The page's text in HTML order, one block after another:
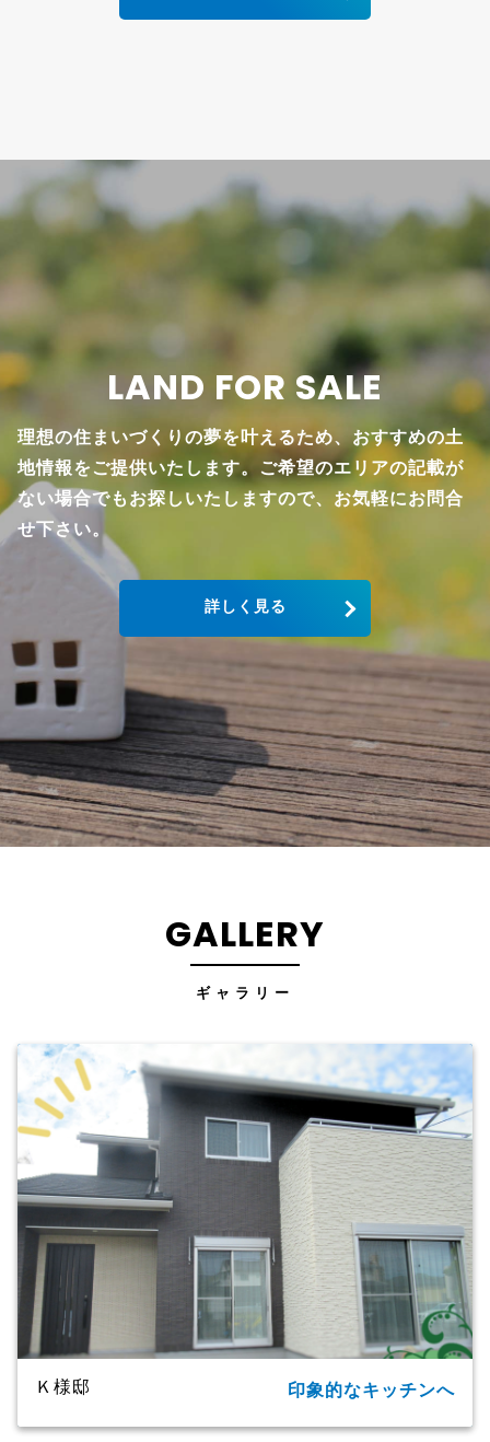
LAND FOR SALE
理想の住まいづくりの夢を叶えるため、おすすめの土
地情報をご提供いたします。ご希望のエリアの記載が
ない場合でもお探しいたしますので、お気軽にお問合
せ下さい。
詳しく見る
GALLERY
ギャラリー
Ｋ様邸 印象的なキッチンへ